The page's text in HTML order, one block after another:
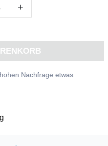
+
Nachfrage etwas